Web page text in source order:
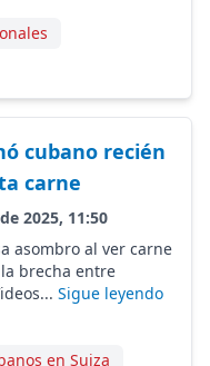
cubano recién
carne
2025, 11:50
asombro al ver carne
brecha entre
Sigue leyendo
en Suiza